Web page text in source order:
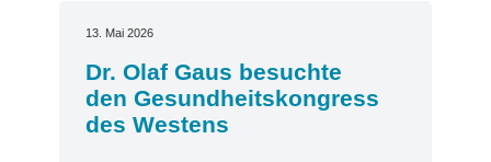
13. Mai 2026
Dr. Olaf Gaus besuchte
den Gesundheitskongress
des Westens